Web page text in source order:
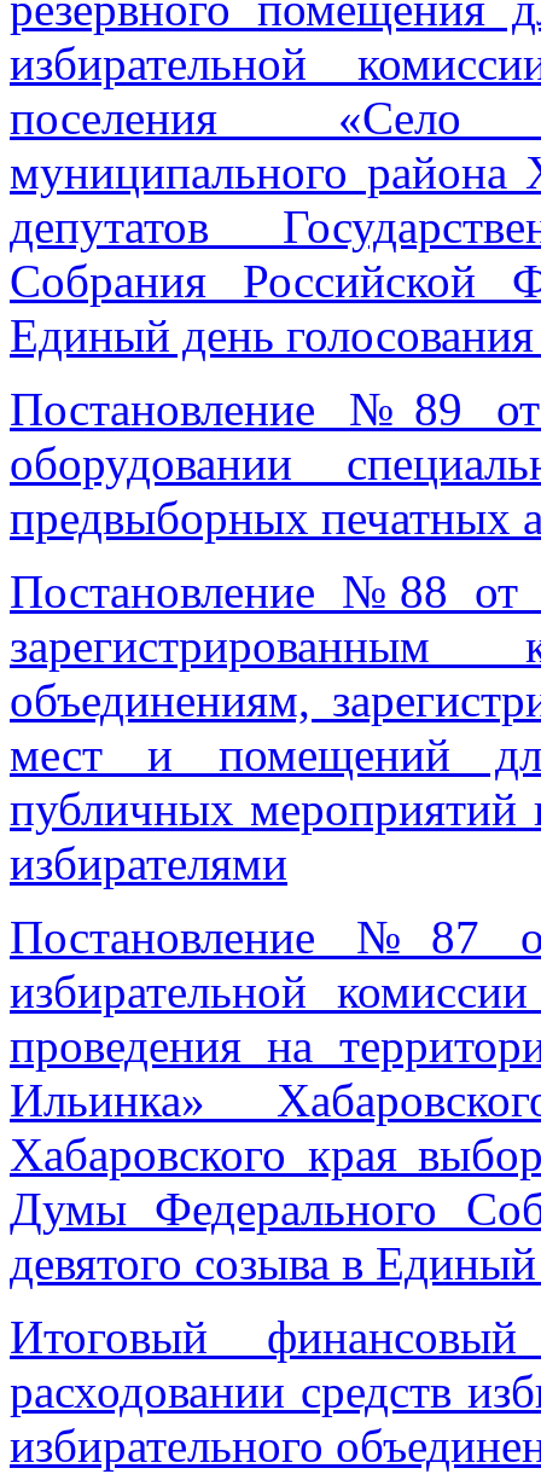
избирательной
поселения «Село
муниципального района
депутатов
Собрания Российской
Единый день
Постановление №89
оборудовании
предвыборных печатных
Постановление №88 от
зарегистрированным
объединениям,
мест и помещений
публичных мероприятий
избирателями
Постановление №87
избирательной
проведения на
Ильинка»
Хабаровского края
Думы Федерального
девятого созыва в
Итоговый
расходовании средств
избирательного